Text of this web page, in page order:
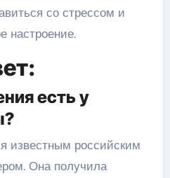
со стрессом и
настроение.
есть у
известным российским
Она получила